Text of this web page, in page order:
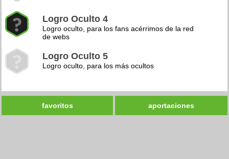
Logro Oculto 4
Logro oculto, para los fans acérrimos de la red
de webs
Logro Oculto 5
Logro oculto, para los más ocultos
favoritos aportaciones